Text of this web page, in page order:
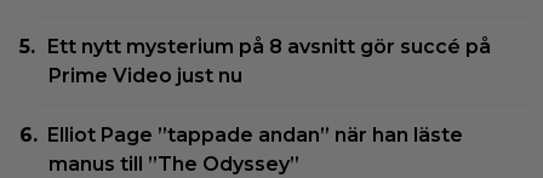
Ett nytt mysterium på 8 avsnitt gör succé på
Prime Video just nu
Elliot Page ”tappade andan” när han läste
manus till ”The Odyssey”